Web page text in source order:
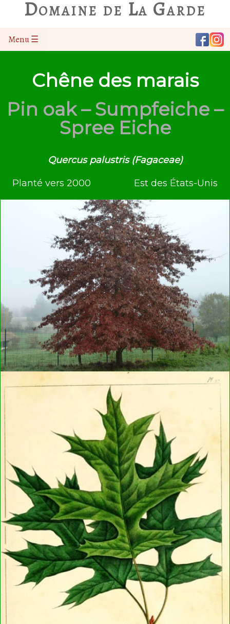
Domaine de La Garde
Menu ☰
Chêne des marais
Pin oak – Sumpfeiche –
Spree Eiche
Quercus palustris (Fagaceae)
Planté vers 2000 Est des États-Unis